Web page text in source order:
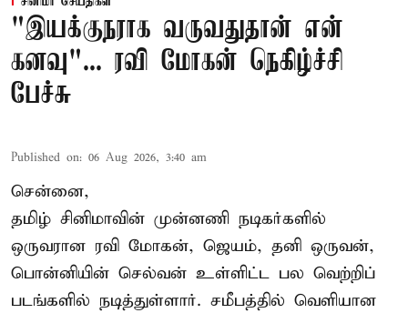
"இயக்குநராக வருவதுதான் என்
கனவு"... ரவி மோகன் நெகிழ்ச்சி
பேச்சு
Published on: 06 Aug 2026, 3:40 am
சென்னை,
தமிழ் சினிமாவின் முன்னணி நடிகர்களில்
ஒருவரான ரவி மோகன், ஜெயம், தனி ஒருவன்,
பொன்னியின் செல்வன் உள்ளிட்ட பல வெற்றிப்
படங்களில் நடித்துள்ளார். சமீபத்தில் வெளியான